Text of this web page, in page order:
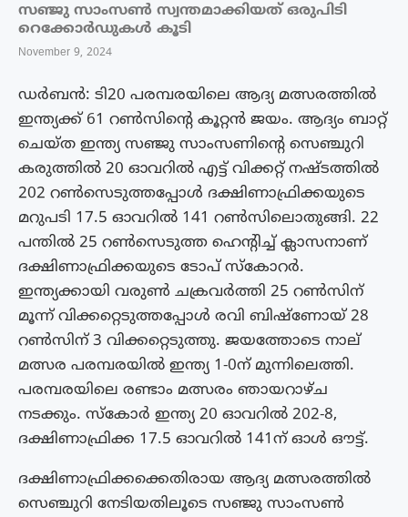
സഞ്ജു സാംസണ്‍ സ്വന്തമാക്കിയത് ഒരുപിടി
റെക്കോര്‍ഡുകള്‍ കൂടി
November 9, 2024
ഡര്‍ബന്‍: ടി20 പരമ്പരയിലെ ആദ്യ മത്സരത്തില്‍
ഇന്ത്യക്ക് 61 റണ്‍സിന്‍റെ കൂറ്റന്‍ ജയം. ആദ്യം ബാറ്റ്
ചെയ്ത ഇന്ത്യ സഞ്ജു സാംസണിന്റെ സെഞ്ചുറി
കരുത്തില്‍ 20 ഓവറില്‍ എട്ട് വിക്കറ്റ് നഷ്ടത്തില്‍
202 റണ്‍സെടുത്തപ്പോള്‍ ദക്ഷിണാഫ്രിക്കയുടെ
മറുപടി 17.5 ഓവറില്‍ 141 റണ്‍സിലൊതുങ്ങി. 22
പന്തില്‍ 25 റണ്‍സെടുത്ത ഹെന്‍റിച്ച് ക്ലാസനാണ്
ദക്ഷിണാഫ്രിക്കയുടെ ടോപ് സ്കോറര്‍.
ഇന്ത്യക്കായി വരുണ്‍ ചക്രവര്‍ത്തി 25 റണ്‍സിന്
മൂന്ന് വിക്കറ്റെടുത്തപ്പോള്‍ രവി ബിഷ്ണോയ് 28
റണ്‍സിന് 3 വിക്കറ്റെടുത്തു. ജയത്തോടെ നാല്
മത്സര പരമ്പരയില്‍ ഇന്ത്യ 1-0ന് മുന്നിലെത്തി.
പരമ്പരയിലെ രണ്ടാം മത്സരം ഞായറാഴ്ച
നടക്കും. സ്കോര്‍ ഇന്ത്യ 20 ഓവറില്‍ 202-8,
ദക്ഷിണാഫ്രിക്ക 17.5 ഓവറില്‍ 141ന് ഓള്‍ ഔട്ട്.
ദക്ഷിണാഫ്രിക്കക്കെതിരായ ആദ്യ മത്സരത്തില്‍
സെഞ്ചുറി നേടിയതിലൂടെ സഞ്ജു സാംസണ്‍